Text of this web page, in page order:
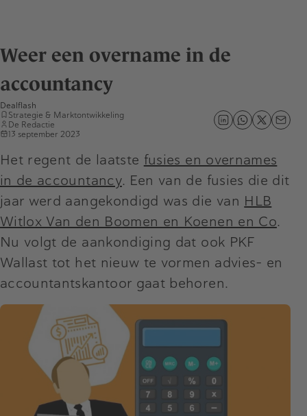
Weer een overname in de
accountancy
Dealflash
Strategie & Marktontwikkeling
De Redactie
13 september 2023
Het regent de laatste fusies en overnames
in de accountancy. Een van de fusies die dit
jaar werd aangekondigd was die van HLB
Witlox Van den Boomen en Koenen en Co.
Nu volgt de aankondiging dat ook PKF
Wallast tot het nieuw te vormen advies- en
accountantskantoor gaat behoren.